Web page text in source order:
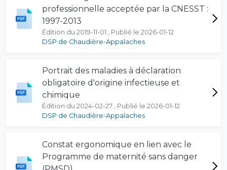
professionnelle acceptée par la CNESST :
1997-2013
Édition du 2019-11-01 , Publié le 2026-01-12
DSP de Chaudière-Appalaches
Portrait des maladies à déclaration
obligatoire d'origine infectieuse et
chimique
Édition du 2024-02-27 , Publié le 2026-01-12
DSP de Chaudière-Appalaches
Constat ergonomique en lien avec le
Programme de maternité sans danger